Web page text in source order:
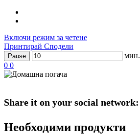
Включи режим за четене
Принтирай Сподели
Pause мин.
0 0
Share it on your social network:
Необходими продукти